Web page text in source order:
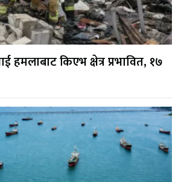
हमलाबाट किएभ क्षेत्र प्रभावित, १७